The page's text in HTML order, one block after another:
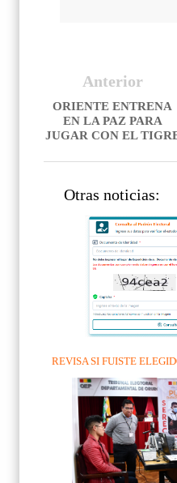
Anterior
ORIENTE ENTRENA
EN LA PAZ PARA
JUGAR CON EL
Otras noticias:
REVISA SI FUISTE